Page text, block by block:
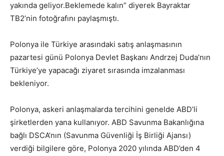
yakında geliyor.Beklemede kalın” diyerek Bayraktar
TB2’nin fotoğrafını paylaşmıştı.
Polonya ile Türkiye arasındaki satış anlaşmasının
pazartesi günü Polonya Devlet Başkanı Andrzej Duda’nın
Türkiye’ye yapacağı ziyaret sırasında imzalanması
bekleniyor.
Polonya, askeri anlaşmalarda tercihini genelde ABD’li
şirketlerden yana kullanıyor. ABD Savunma Bakanlığına
bağlı DSCA’nın (Savunma Güvenliği İş Birliği Ajansı)
verdiği bilgilere göre, Polonya 2020 yılında ABD’den 4